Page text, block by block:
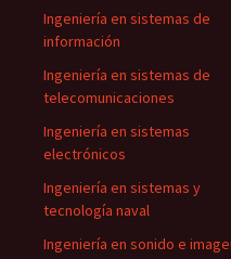
Ingeniería en sistemas de
información
Ingeniería en sistemas de
telecomunicaciones
Ingeniería en sistemas
electrónicos
Ingeniería en sistemas y
tecnología naval
Ingeniería en sonido e